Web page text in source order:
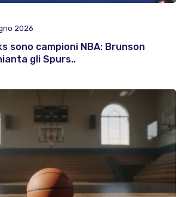
2026
sono campioni NBA: Brunson
gli Spurs..